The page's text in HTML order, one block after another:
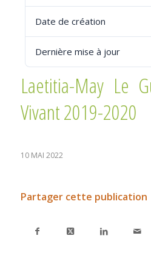
Date de création
Dernière mise à jour
Laetitia-May Le
Vivant 2019-2020
10 MAI 2022
Partager cette publication